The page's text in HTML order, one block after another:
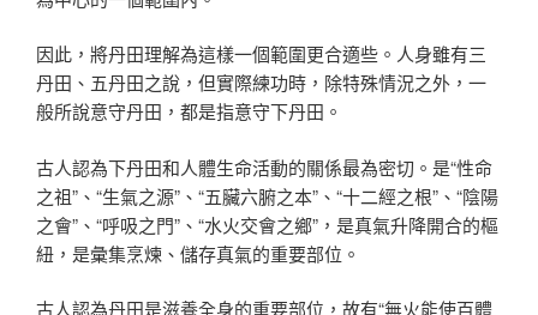
因此，將丹田理解為這樣一個範圍更合適些。人身雖有三
丹田、五丹田之說，但實際練功時，除特殊情況之外，一
般所說意守丹田，都是指意守下丹田。
古人認為下丹田和人體生命活動的關係最為密切。是“性命
之祖”、“生氣之源”、“五臟六腑之本”、“十二經之根”、“陰陽
之會”、“呼吸之門”、“水火交會之鄉”，是真氣升降開合的樞
紐，是彙集烹煉、儲存真氣的重要部位。
古人認為丹田是滋養全身的重要部位，故有“無火能使百體